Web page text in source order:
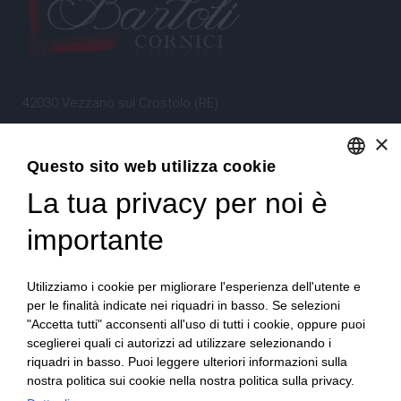
42030 Vezzano sul Crostolo (RE)
Tel.
Stefano Bartoli – P.Iva00764300356
Home Progetto News
Archivio/Portfolio
Contatti
Sitemap
×
Questo sito web utilizza cookie
La tua privacy per noi è
importante
Utilizziamo i cookie per migliorare l'esperienza dell'utente e
per le finalità indicate nei riquadri in basso. Se selezioni
"Accetta tutti" acconsenti all'uso di tutti i cookie, oppure puoi
sceglierei quali ci autorizzi ad utilizzare selezionando i
riquadri in basso. Puoi leggere ulteriori informazioni sulla
nostra politica sui cookie nella nostra politica sulla privacy.